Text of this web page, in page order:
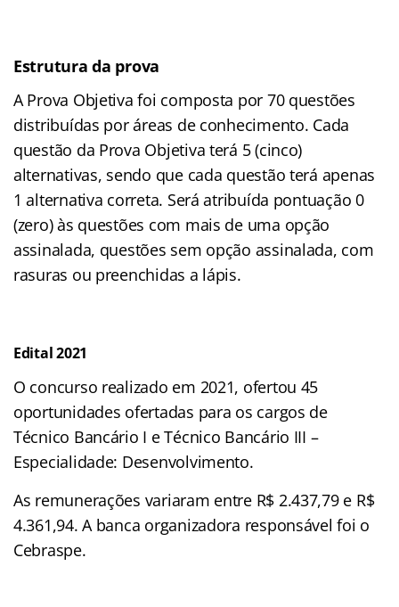
Estrutura da prova
A Prova Objetiva foi composta por 70 questões
distribuídas por áreas de conhecimento. Cada
questão da Prova Objetiva terá 5 (cinco)
alternativas, sendo que cada questão terá apenas
1 alternativa correta. Será atribuída pontuação 0
(zero) às questões com mais de uma opção
assinalada, questões sem opção assinalada, com
rasuras ou preenchidas a lápis.
Edital 2021
O concurso realizado em 2021, ofertou 45
oportunidades ofertadas para os cargos de
Técnico Bancário I e Técnico Bancário III –
Especialidade: Desenvolvimento.
As remunerações variaram entre R$ 2.437,79 e R$
4.361,94. A banca organizadora responsável foi o
Cebraspe.